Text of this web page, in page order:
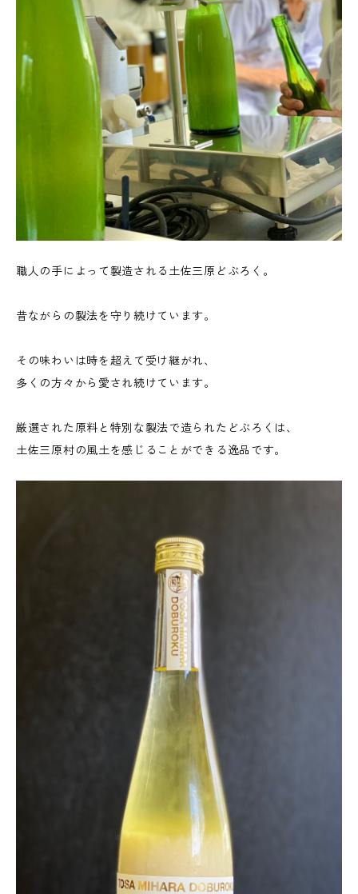
職人の手によって製造される土佐三原どぶろく。
昔ながらの製法を守り続けています。
その味わいは時を超えて受け継がれ、
多くの方々から愛され続けています。
厳選された原料と特別な製法で造られたどぶろくは、
土佐三原村の風土を感じることができる逸品です。